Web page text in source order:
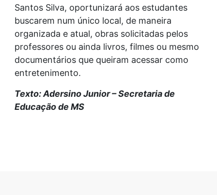
Santos Silva, oportunizará aos estudantes
buscarem num único local, de maneira
organizada e atual, obras solicitadas pelos
professores ou ainda livros, filmes ou mesmo
documentários que queiram acessar como
entretenimento.
Texto: Adersino Junior – Secretaria de
Educação de MS